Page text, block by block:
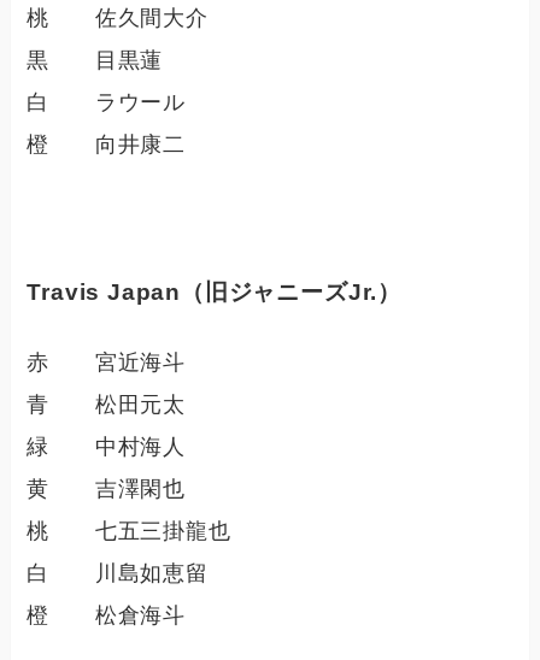
桃 佐久間大介
黒 目黒蓮
白 ラウール
橙 向井康二
Travis Japan（旧ジャニーズJr.）
赤 宮近海斗
青 松田元太
緑 中村海人
黄 吉澤閑也
桃 七五三掛龍也
白 川島如恵留
橙 松倉海斗